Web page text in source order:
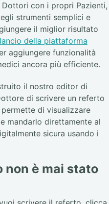
con i propri Pazienti,
strumenti semplici e
il miglior risultato
della piattaforma
aggiungere funzionalità
ancora più efficiente.
il nostro editor di
di scrivere un referto
di visualizzare
mandarlo direttamente al
sicura usando i
non è mai stato